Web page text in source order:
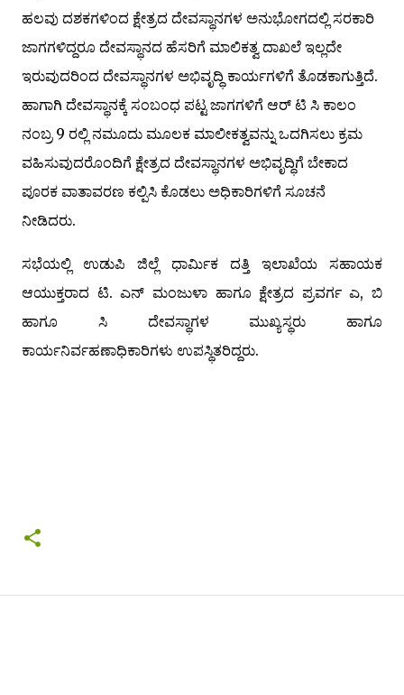
ಹಲವು ದಶಕಗಳಿಂದ ಕ್ಷೇತ್ರದ ದೇವಸ್ಥಾನಗಳ ಅನುಭೋಗದಲ್ಲಿ ಸರಕಾರಿ
ಜಾಗಗಳಿದ್ದರೂ ದೇವಸ್ಥಾನದ ಹೆಸರಿಗೆ ಮಾಲಿಕತ್ವ ದಾಖಲೆ ಇಲ್ಲದೇ
ಇರುವುದರಿಂದ ದೇವಸ್ಥಾನಗಳ ಅಭಿವೃದ್ಧಿ ಕಾರ್ಯಗಳಿಗೆ ತೊಡಕಾಗುತ್ತಿದೆ.
ಹಾಗಾಗಿ ದೇವಸ್ಥಾನಕ್ಕೆ ಸಂಬಂಧ ಪಟ್ಟ ಜಾಗಗಳಿಗೆ ಆರ್ ಟಿ ಸಿ ಕಾಲಂ
ನಂಬ್ರ 9 ರಲ್ಲಿ ನಮೂದು ಮೂಲಕ ಮಾಲೀಕತ್ವವನ್ನು ಒದಗಿಸಲು ಕ್ರಮ
ವಹಿಸುವುದರೊಂದಿಗೆ ಕ್ಷೇತ್ರದ ದೇವಸ್ಥಾನಗಳ ಅಭಿವೃದ್ಧಿಗೆ ಬೇಕಾದ
ಪೂರಕ ವಾತಾವರಣ ಕಲ್ಪಿಸಿ ಕೊಡಲು ಅಧಿಕಾರಿಗಳಿಗೆ ಸೂಚನೆ
ನೀಡಿದರು.
ಸಭೆಯಲ್ಲಿ ಉಡುಪಿ ಜಿಲ್ಲೆ ಧಾರ್ಮಿಕ ದತ್ತಿ ಇಲಾಖೆಯ ಸಹಾಯಕ
ಆಯುಕ್ತರಾದ ಟಿ. ಎನ್ ಮಂಜುಳಾ ಹಾಗೂ ಕ್ಷೇತ್ರದ ಪ್ರವರ್ಗ ಎ, ಬಿ
ಹಾಗೂ ಸಿ ದೇವಸ್ಥಾಗಳ ಮುಖ್ಯಸ್ಥರು ಹಾಗೂ
ಕಾರ್ಯನಿರ್ವಹಣಾಧಿಕಾರಿಗಳು ಉಪಸ್ಥಿತರಿದ್ದರು.